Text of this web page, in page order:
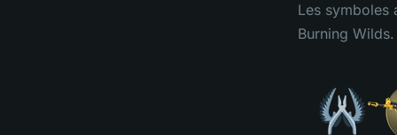
Les symboles
Burning Wilds.